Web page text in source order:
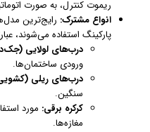
ریموت کنترل، به صورت
انواع مشترک: رایج‌ترین
پارکینگ استفاده می‌شوند،
درب‌های لولایی
ورودی ساختمان‌ها.
درب‌های ریلی
سنگین.
کرکره برقی: مورد
مغازه‌ها.